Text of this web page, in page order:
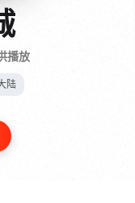
播放
陆